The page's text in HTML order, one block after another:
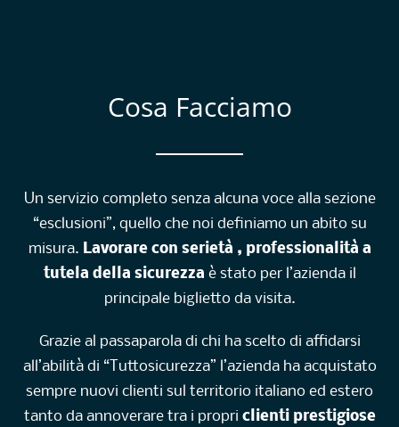
Cosa Facciamo
Un servizio completo senza alcuna voce alla sezione
“esclusioni”, quello che noi definiamo un abito su
misura. Lavorare con serietà , professionalità a
tutela della sicurezza è stato per l’azienda il
principale biglietto da visita.
Grazie al passaparola di chi ha scelto di affidarsi
all’abilità di “Tuttosicurezza” l’azienda ha acquistato
sempre nuovi clienti sul territorio italiano ed estero
tanto da annoverare tra i propri clienti prestigiose